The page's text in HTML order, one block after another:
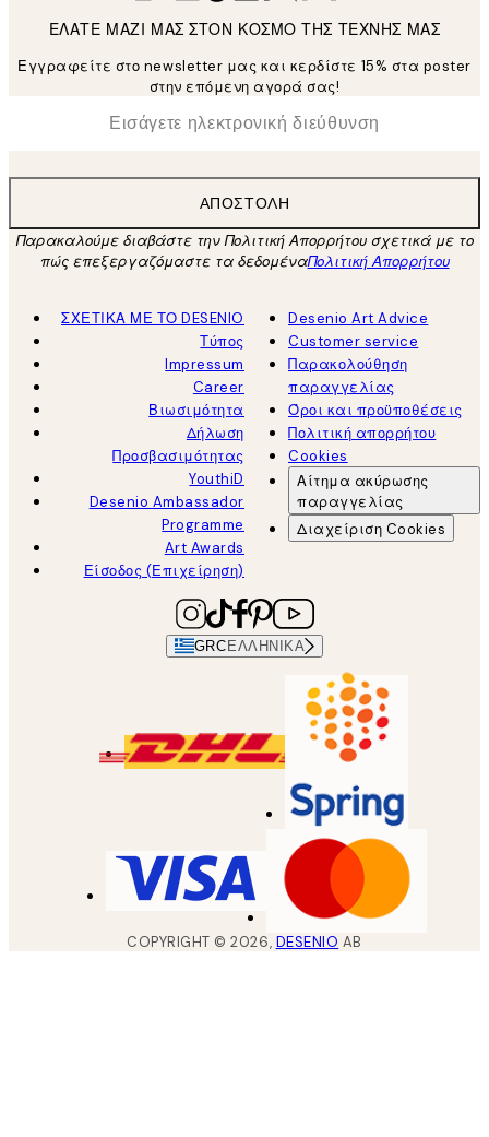
ΕΛΑΤΕ ΜΑΖΙ ΜΑΣ ΣΤΟΝ ΚΟΣΜΟ ΤΗΣ ΤΕΧΝΗΣ ΜΑΣ
Εγγραφείτε στο newsletter μας και κερδίστε 15% στα poster
στην επόμενη αγορά σας!
Ηλεκτρονική Διεύθυνση
ΑΠΟΣΤΟΛΉ
Παρακαλούμε διαβάστε την Πολιτική Απορρήτου σχετικά με το
πώς επεξεργαζόμαστε τα δεδομέναΠολιτική Απορρήτου
ΣΧΕΤΙΚΑ ΜΕ ΤΟ DESENIO
Τύπος
Impressum
Career
Βιωσιμότητα
Δήλωση
Προσβασιμότητας
YouthiD
Desenio Ambassador
Programme
Art Awards
Είσοδος (Επιχείρηση)
Desenio Art Advice
Customer service
Παρακολούθηση
παραγγελίας
Όροι και προϋποθέσεις
Πολιτική απορρήτου
Cookies
Αίτημα ακύρωσης
παραγγελίας
Διαχείριση Cookies
GRC ΕΛΛΗΝΙΚΆ
COPYRIGHT ©2026, DESENIO AB